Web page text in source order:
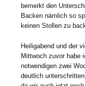
bemerkt den
Backen nämlich so
keinen Stollen zu
Heiligabend und der
Mittwoch zuvor habe
notwendigen zwei
deutlich